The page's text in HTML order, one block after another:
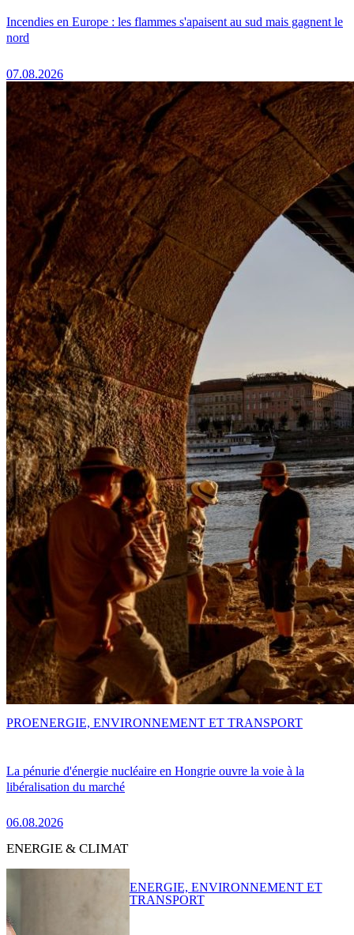
Incendies en Europe : les flammes s'apaisent au sud mais gagnent le
nord
07.08.2026
La pénurie d'énergie nucléaire en Hongrie ouvre la voie à la
libéralisation du marché
06.08.2026
PROENERGIE, ENVIRONNEMENT ET TRANSPORT
ENERGIE & CLIMAT
ENERGIE, ENVIRONNEMENT ET
TRANSPORT